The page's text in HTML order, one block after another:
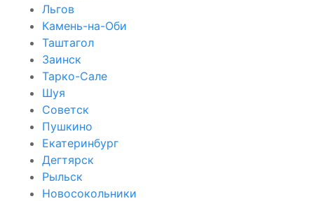
Льгов
Камень-на-Оби
Таштагол
Заинск
Тарко-Сале
Шуя
Советск
Пушкино
Екатеринбург
Дегтярск
Рыльск
Новосокольники